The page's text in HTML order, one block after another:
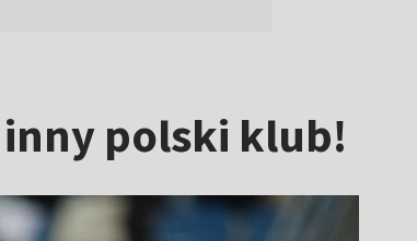
inny polski klub!